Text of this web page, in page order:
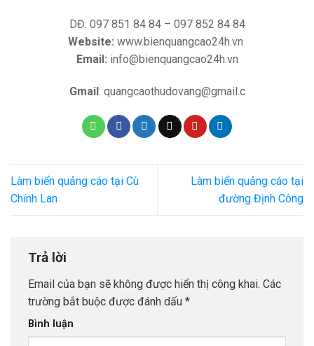
DĐ: 097 851 84 84 – 097 852 84 84
Website: www.bienquangcao24h.vn
Email: info@bienquangcao24h.vn
Gmail: quangcaothudovang@gmail.c
Làm biển quảng cáo tại Cù
Chính Lan
Làm biển quảng cáo tại
đường Định Công
Trả lời
Email của bạn sẽ không được hiển thị công khai. Các
trường bắt buộc được đánh dấu *
Bình luận